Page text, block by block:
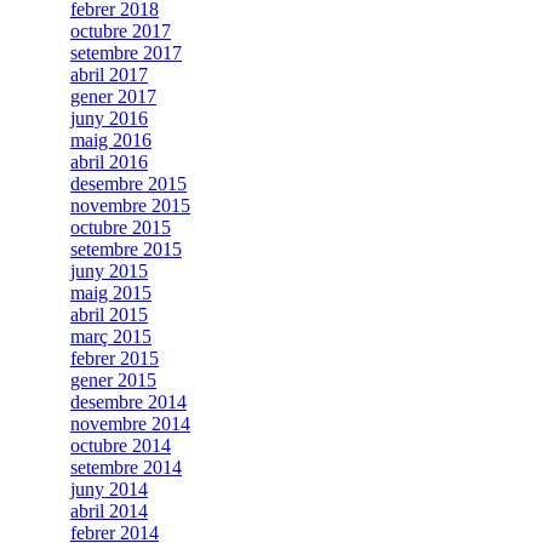
febrer 2018
octubre 2017
setembre 2017
abril 2017
gener 2017
juny 2016
maig 2016
abril 2016
desembre 2015
novembre 2015
octubre 2015
setembre 2015
juny 2015
maig 2015
abril 2015
març 2015
febrer 2015
gener 2015
desembre 2014
novembre 2014
octubre 2014
setembre 2014
juny 2014
abril 2014
febrer 2014